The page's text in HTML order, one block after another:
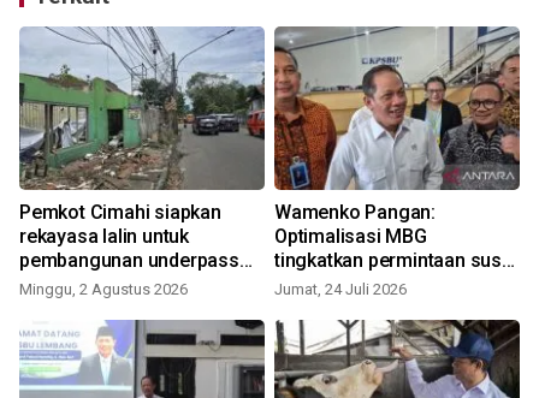
Pemkot Cimahi siapkan
rekayasa lalin untuk
pembangunan underpass
Gatot Subroto
Minggu, 2 Agustus 2026
Wamenko Pangan:
Optimalisasi MBG
tingkatkan permintaan susu
domestik
Jumat, 24 Juli 2026